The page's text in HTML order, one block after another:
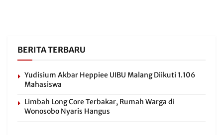
BERITA TERBARU
Yudisium Akbar Heppiee UIBU Malang Diikuti 1.106
Mahasiswa
Limbah Long Core Terbakar, Rumah Warga di
Wonosobo Nyaris Hangus